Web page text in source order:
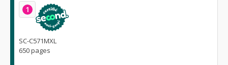
1
SC-C571MXL
650 pages